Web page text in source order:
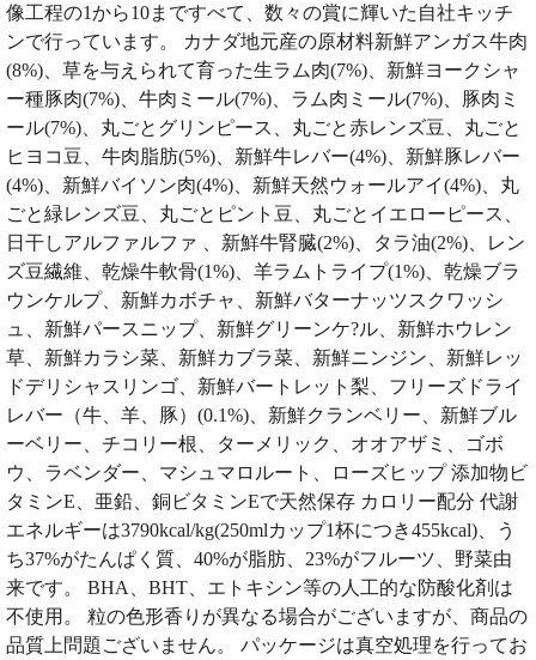
像工程の1から10まですべて、数々の賞に輝いた自社キッチ
ンで行っています。 カナダ地元産の原材料新鮮アンガス牛肉
(8%)、草を与えられて育った生ラム肉(7%)、新鮮ヨークシャ
ー種豚肉(7%)、牛肉ミール(7%)、ラム肉ミール(7%)、豚肉ミ
ール(7%)、丸ごとグリンピース、丸ごと赤レンズ豆、丸ごと
ヒヨコ豆、牛肉脂肪(5%)、新鮮牛レバー(4%)、新鮮豚レバー
(4%)、新鮮バイソン肉(4%)、新鮮天然ウォールアイ(4%)、丸
ごと緑レンズ豆、丸ごとピント豆、丸ごとイエローピース、
日干しアルファルファ 、新鮮牛腎臓(2%)、タラ油(2%)、レン
ズ豆繊維、乾燥牛軟骨(1%)、羊ラムトライプ(1%)、乾燥ブラ
ウンケルプ、新鮮カボチャ、新鮮バターナッツスクワッシ
ュ、新鮮パースニップ、新鮮グリーンケ?ル、新鮮ホウレン
草、新鮮カラシ菜、新鮮カブラ菜、新鮮ニンジン、新鮮レッ
ドデリシャスリンゴ、新鮮バートレット梨、フリーズドライ
レバー（牛、羊、豚）(0.1%)、新鮮クランベリー、新鮮ブル
ーベリー、チコリー根、ターメリック、オオアザミ、ゴボ
ウ、ラベンダー、マシュマロルート、ローズヒップ 添加物ビ
タミンE、亜鉛、銅ビタミンEで天然保存 カロリー配分 代謝
エネルギーは3790kcal/kg(250mlカップ1杯につき455kcal)、う
ち37%がたんぱく質、40%が脂肪、23%がフルーツ、野菜由
来です。 BHA、BHT、エトキシン等の人工的な防酸化剤は
不使用。 粒の色形香りが異なる場合がございますが、商品の
品質上問題ございません。 パッケージは真空処理を行ってお